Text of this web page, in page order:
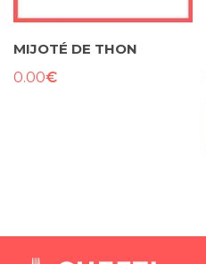
MIJOTÉ DE THON
0.00€